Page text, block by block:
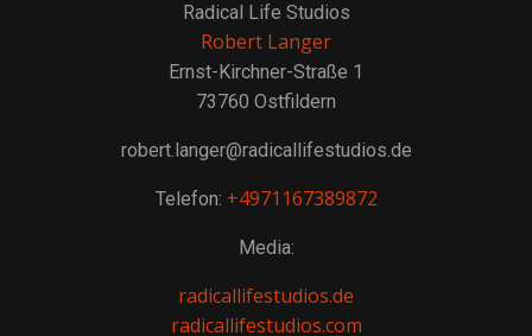
Radical Life Studios
Robert Langer
Ernst-Kirchner-Straße 1
73760 Ostfildern
robert.langer@radicallifestudios.de
Telefon: +4971167389872
Media:
radicallifestudios.de
radicallifestudios.com